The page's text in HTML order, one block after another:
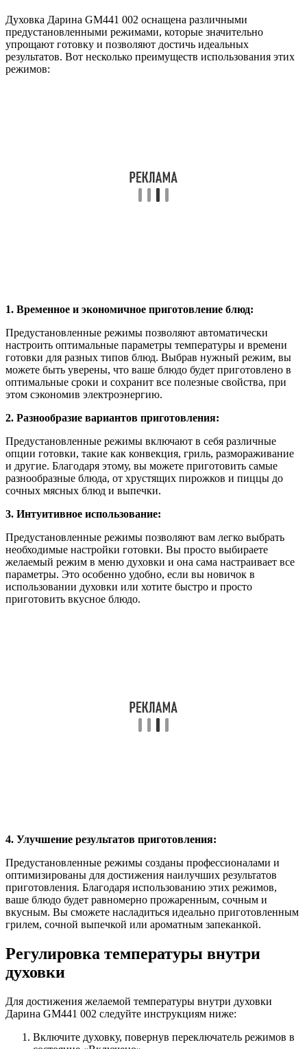
Духовка Дарина GM441 002 оснащена различными
предустановленными режимами, которые значительно
упрощают готовку и позволяют достичь идеальных
результатов. Вот несколько преимуществ использования этих
режимов:
1. Временное и экономичное приготовление блюд:
Предустановленные режимы позволяют автоматически
настроить оптимальные параметры температуры и времени
готовки для разных типов блюд. Выбрав нужный режим, вы
можете быть уверены, что ваше блюдо будет приготовлено в
оптимальные сроки и сохранит все полезные свойства, при
этом сэкономив электроэнергию.
2. Разнообразие вариантов приготовления:
Предустановленные режимы включают в себя различные
опции готовки, такие как конвекция, гриль, размораживание
и другие. Благодаря этому, вы можете приготовить самые
разнообразные блюда, от хрустящих пирожков и пиццы до
сочных мясных блюд и выпечки.
3. Интуитивное использование:
Предустановленные режимы позволяют вам легко выбрать
необходимые настройки готовки. Вы просто выбираете
желаемый режим в меню духовки и она сама настраивает все
параметры. Это особенно удобно, если вы новичок в
использовании духовки или хотите быстро и просто
приготовить вкусное блюдо.
4. Улучшение результатов приготовления:
Предустановленные режимы созданы профессионалами и
оптимизированы для достижения наилучших результатов
приготовления. Благодаря использованию этих режимов,
ваше блюдо будет равномерно прожаренным, сочным и
вкусным. Вы сможете насладиться идеально приготовленным
грилем, сочной выпечкой или ароматным запеканкой.
Регулировка температуры внутри
духовки
Для достижения желаемой температуры внутри духовки
Дарина GM441 002 следуйте инструкциям ниже:
Включите духовку, повернув переключатель режимов в